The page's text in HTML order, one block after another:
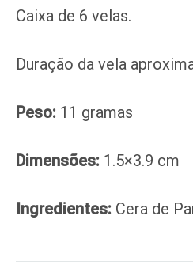
Caixa de 6 velas.
Duração da vela
Peso: 11 gramas
Dimensões: 1.5×3.9 cm
Ingredientes: Cera de